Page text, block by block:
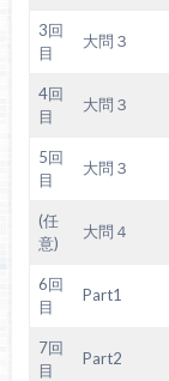
3回
目
大問３
4回
目
大問３
5回
目
大問３
(任
意)
大問４
6回
目
Part1
7回
目
Part2